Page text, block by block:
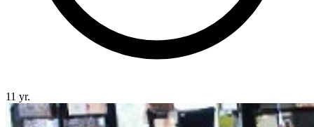
11 yr.